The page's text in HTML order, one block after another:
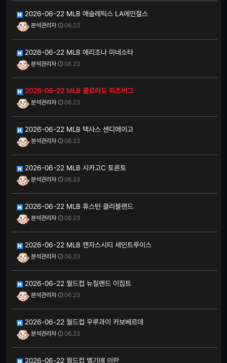
2026-06-22 MLB 애슬레틱스 LA에인절스
분석관리자 06.23
2026-06-22 MLB 애리조나 미네소타
분석관리자 06.23
2026-06-22 MLB 콜로라도 피츠버그
분석관리자 06.23
2026-06-22 MLB 텍사스 샌디에이고
분석관리자 06.23
2026-06-22 MLB 시카고C 토론토
분석관리자 06.23
2026-06-22 MLB 휴스턴 클리블랜드
분석관리자 06.23
2026-06-22 MLB 캔자스시티 세인트루이스
분석관리자 06.23
2026-06-22 월드컵 뉴질랜드 이집트
분석관리자 06.23
2026-06-22 월드컵 우루과이 카보베르데
분석관리자 06.23
2026-06-22 월드컵 벨기에 이란